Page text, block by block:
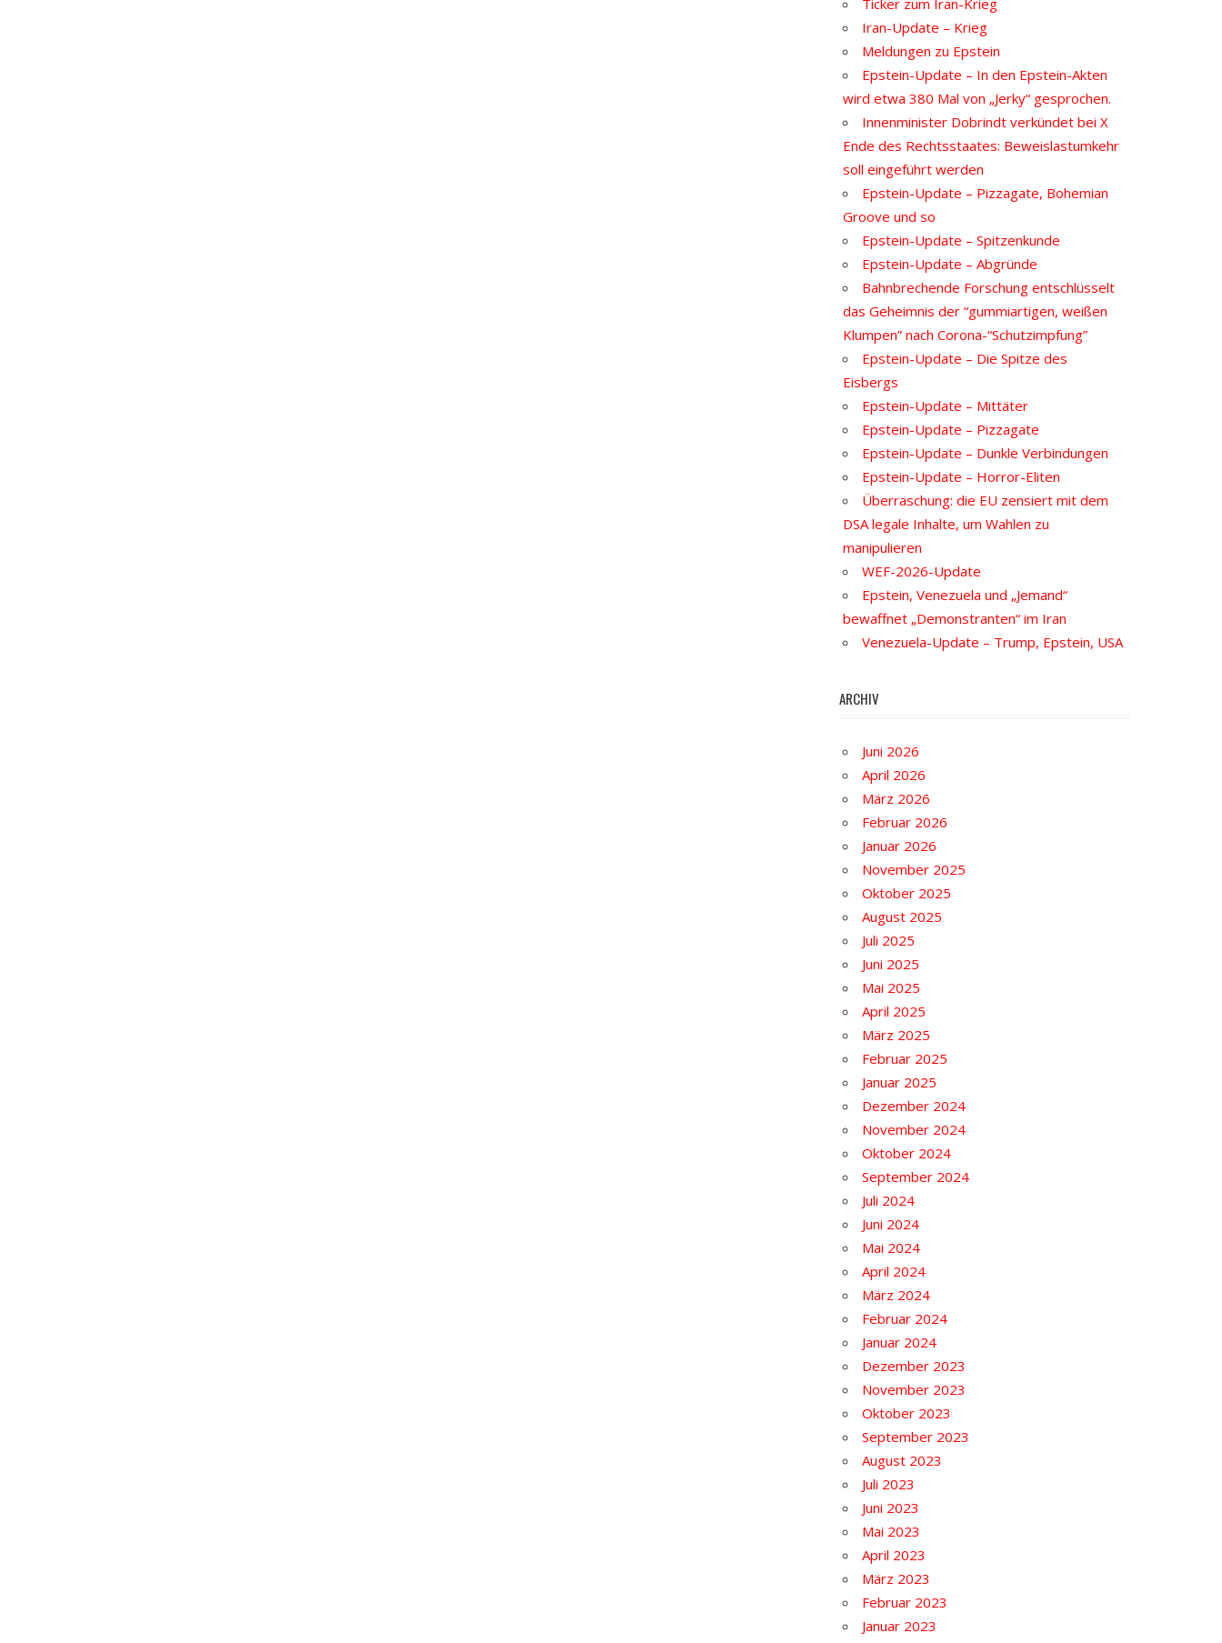
Iran-Update – Krieg
Meldungen zu Epstein
Epstein-Update – In den Epstein-Akten
wird etwa 380 Mal von „Jerky“ gesprochen.
Innenminister Dobrindt verkündet bei X
Ende des Rechtsstaates: Beweislastumkehr
soll eingeführt werden
Epstein-Update – Pizzagate, Bohemian
Groove und so
Epstein-Update – Spitzenkunde
Epstein-Update – Abgründe
Bahnbrechende Forschung entschlüsselt
das Geheimnis der “gummiartigen, weißen
Klumpen” nach Corona-“Schutzimpfung”
Epstein-Update – Die Spitze des
Eisbergs
Epstein-Update – Mittäter
Epstein-Update – Pizzagate
Epstein-Update – Dunkle Verbindungen
Epstein-Update – Horror-Eliten
Überraschung: die EU zensiert mit dem
DSA legale Inhalte, um Wahlen zu
manipulieren
WEF-2026-Update
Epstein, Venezuela und „Jemand“
bewaffnet „Demonstranten“ im Iran
Venezuela-Update – Trump, Epstein, USA
ARCHIV
Juni 2026
April 2026
März 2026
Februar 2026
Januar 2026
November 2025
Oktober 2025
August 2025
Juli 2025
Juni 2025
Mai 2025
April 2025
März 2025
Februar 2025
Januar 2025
Dezember 2024
November 2024
Oktober 2024
September 2024
Juli 2024
Juni 2024
Mai 2024
April 2024
März 2024
Februar 2024
Januar 2024
Dezember 2023
November 2023
Oktober 2023
September 2023
August 2023
Juli 2023
Juni 2023
Mai 2023
April 2023
März 2023
Februar 2023
Januar 2023